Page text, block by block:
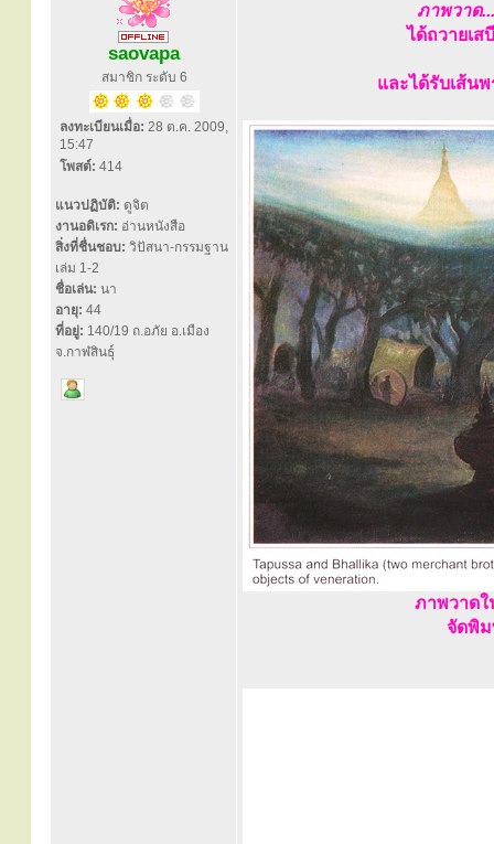
saovapa
สมาชิก ระดับ 6
ลงทะเบียนเมื่อ: 28 ต.ค. 2009,
15:47
โพสต์: 414
แนวปฏิบัติ: ดูจิต
งานอดิเรก: อ่านหนังสือ
สิ่งที่ชื่นชอบ: วิปัสนา-กรรมฐาน
เล่ม 1-2
ชื่อเล่น: นา
อายุ: 44
ที่อยู่: 140/19 ถ.อภัย อ.เมือง
จ.กาฬสินธุ์
ภาพวาด...
ได้ถวายเ
และได้รับเส้น
ภาพวาดใ
จัดพิม